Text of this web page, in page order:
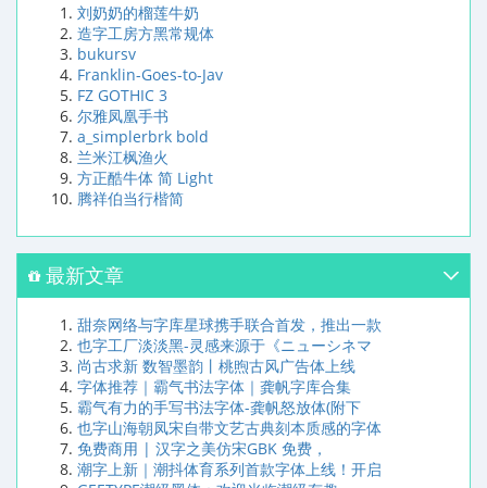
刘奶奶的榴莲牛奶
造字工房方黑常规体
bukursv
Franklin-Goes-to-Jav
FZ GOTHIC 3
尔雅凤凰手书
a_simplerbrk bold
兰米江枫渔火
方正酷牛体 简 Light
腾祥伯当行楷简
最新文章
甜奈网络与字库星球携手联合首发，推出一款
也字工厂淡淡黑-灵感来源于《ニューシネマ
尚古求新 数智墨韵丨桃煦古风广告体上线
字体推荐｜霸气书法字体｜龚帆字库合集
霸气有力的手写书法字体-龚帆怒放体(附下
也字山海朝凤宋自带文艺古典刻本质感的字体
免费商用 | 汉字之美仿宋GBK 免费，
潮字上新｜潮抖体育系列首款字体上线！开启